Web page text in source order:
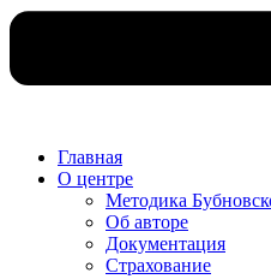
Главная
О центре
Методика
Об авторе
Документация
Страхование